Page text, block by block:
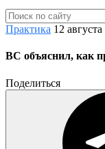
Практика 12
ВС объяснил, как
Поделиться